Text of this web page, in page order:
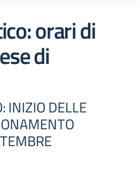
orari di
di
INIZIO DELLE